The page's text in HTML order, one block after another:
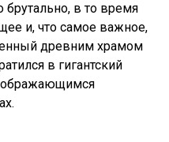
брутально, в то время
и, что самое важное,
древним храмом
в гигантский